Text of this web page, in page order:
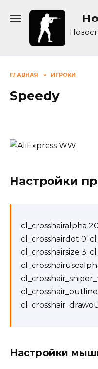
ГЛАВНАЯ » ИГРОКИ
Speedy
Настройки
cl_crosshairalpha
cl_crosshairdot 0;
cl_crosshairsize 3;
Настройки